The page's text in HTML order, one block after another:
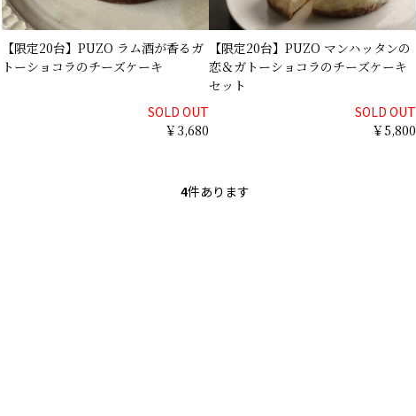
【限定20台】PUZO ラム酒が香るガ
トーショコラのチーズケーキ
SOLD OUT
￥3,680
【限定20台】PUZO マンハッタンの
恋＆ガトーショコラのチーズケーキ
セット
SOLD OUT
￥5,800
4件あります